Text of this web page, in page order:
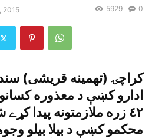
2015 0
5929
کراچۍ (تهمينه قريشى)
ادارو کښې د معذوره
٤٢ زره ملازمتونه پيدا
محکمو کښې د بيلا بيلو